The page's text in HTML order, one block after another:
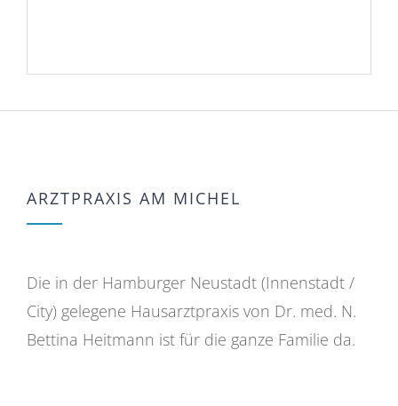
ARZTPRAXIS AM MICHEL
Die in der Hamburger Neustadt (Innenstadt /
City) gelegene Hausarztpraxis von Dr. med. N.
Bettina Heitmann ist für die ganze Familie da.